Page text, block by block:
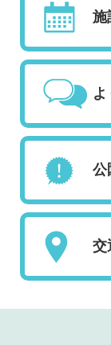
施
よ
公
交